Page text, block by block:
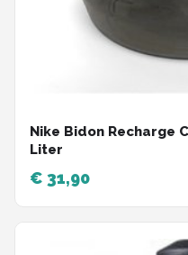
Nike Bidon Recharge
Liter
€ 31,90